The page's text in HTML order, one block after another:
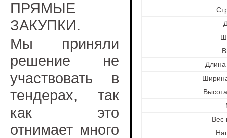
ПРЯМЫЕ
ЗАКУПКИ.
Мы приняли
решение не
участвовать в
тендерах, так
как это
отнимает много
Вес